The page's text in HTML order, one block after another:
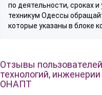
по деятельности, сроках
техникум Одессы
которые указаны в блоке
Отзывы
технологий,
ОНАПТ